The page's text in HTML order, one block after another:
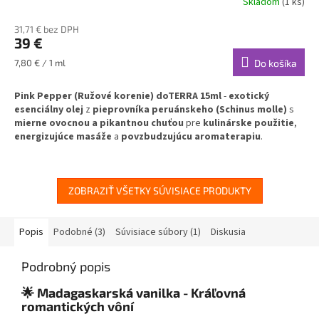
31,71 € bez DPH
39 €
Jednotková
7,80 € / 1 ml Do košíka
Pink Pepper (Ružové korenie) doTERRA 15ml- exotický
esenciálny olej z pieprovníka peruánskeho (Schinus molle) s
mierne ovocnou a pikantnou chuťou pre kulinárske použitie,
energizujúce masáže a povzbudzujúcu aromaterapiu.
Posvätný strom Inkov- tradičné použitie všetkých častí stromu
Mierne ovocná a pikantná chuť- jemnejšia alternatíva k
✅Univerzálne kulinárske použitie- ideálne do mäsových jedál a
koncentrácie
✅Bezpečné vnútorné použitie - 1 kvapka v 120ml tekutiny
Váš exotický spojenec pre kulinárske dobrodružstvá a energizujúce
ZOBRAZIŤ VŠETKY SÚVISIACE PRODUKTY
Popis Podobné (3) Súvisiace súbory (1) Diskusia
Podrobný popis
🌟 Madagaskarská vanilka - Kráľovná
romantických vôní